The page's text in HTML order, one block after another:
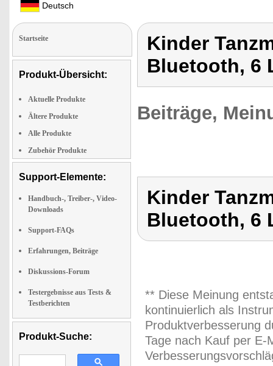
Deutsch
Startseite
Produkt-Übersicht:
Aktuelle Produkte
Ältere Produkte
Alle Produkte
Zubehör Produkte
Support-Elemente:
Handbuch-, Treiber-, Video-
Downloads
Support-FAQs
Erfahrungen, Beiträge
Diskussions-Forum
Testergebnisse aus Tests &
Testberichten
Produkt-Suche:
Kinder
Bluetooth, 6
Beiträge,
Kinder
Bluetooth, 6
** Diese Meinung
kontinuierlich als
Produktverbesserung
Tage nach Kauf per E-